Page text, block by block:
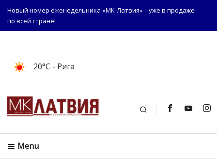
Новый номер еженедельника «МК-Латвия» – уже в продаже
по всей стране!
20°C - Рига
Поиск
Menu